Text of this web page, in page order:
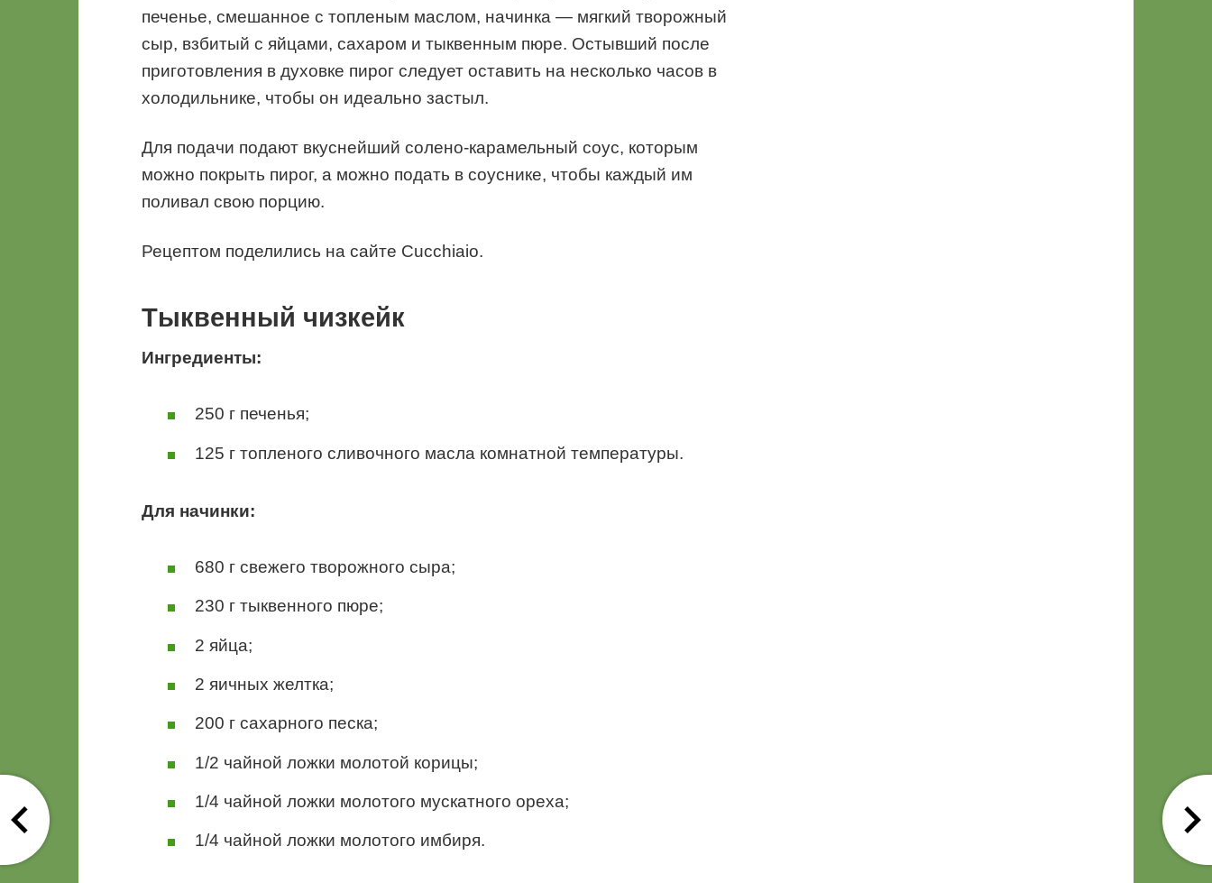
печенье, смешанное с топленым маслом, начинка — мягкий творожный
сыр, взбитый с яйцами, сахаром и тыквенным пюре. Остывший после
приготовления в духовке пирог следует оставить на несколько часов в
холодильнике, чтобы он идеально застыл.
Для подачи подают вкуснейший солено-карамельный соус, которым
можно покрыть пирог, а можно подать в соуснике, чтобы каждый им
поливал свою порцию.
Рецептом поделились на сайте Cucchiaio.
Тыквенный чизкейк
Ингредиенты:
250 г печенья;
125 г топленого сливочного масла комнатной температуры.
Для начинки:
680 г свежего творожного сыра;
230 г тыквенного пюре;
2 яйца;
2 яичных желтка;
200 г сахарного песка;
1/2 чайной ложки молотой корицы;
1/4 чайной ложки молотого мускатного ореха;
1/4 чайной ложки молотого имбиря.